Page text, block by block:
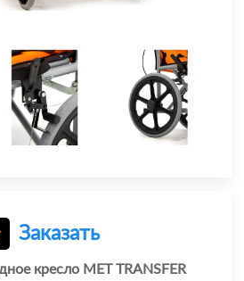
Заказать
кресло МЕТ TRANSFER